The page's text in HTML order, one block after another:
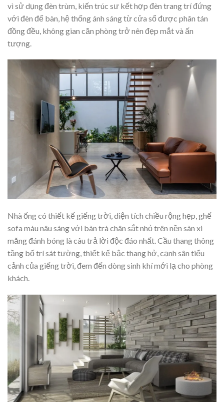
vì sử dụng đèn trùm, kiến trúc sư kết hợp đèn trang trí đứng
với đèn để bàn, hệ thống ánh sáng từ cửa sổ được phân tán
đồng đều, không gian căn phòng trở nên đẹp mắt và ấn
tượng.
Nhà ống có thiết kế giếng trời, diện tích chiều rộng hẹp, ghế
sofa màu nâu sáng với bàn trà chân sắt nhỏ trên nền sàn xi
măng đánh bóng là câu trả lời độc đáo nhất. Cầu thang thông
tầng bố trí sát tường, thiết kế bậc thang hở, cạnh sân tiểu
cảnh của giếng trời, đem đến dòng sinh khí mới lạ cho phòng
khách.